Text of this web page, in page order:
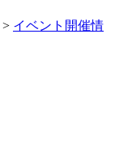
> イベント開催情